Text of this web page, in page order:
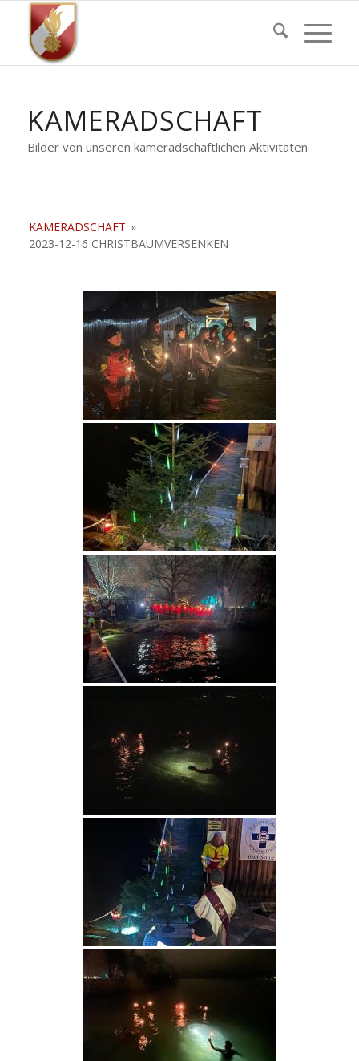
KAMERADSCHAFT
Bilder von unseren kameradschaftlichen Aktivitäten
KAMERADSCHAFT »
2023-12-16 CHRISTBAUMVERSENKEN